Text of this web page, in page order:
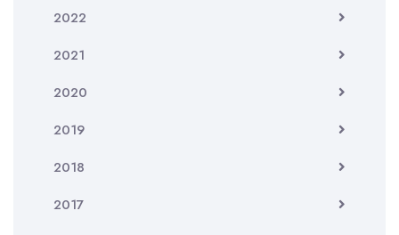
2022
2021
2020
2019
2018
2017